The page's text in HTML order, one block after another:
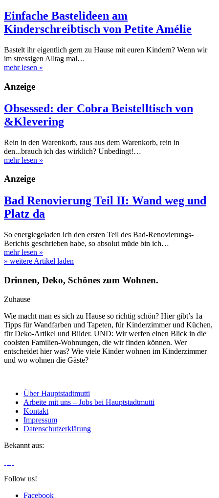
Einfache Bastelideen am
Kinderschreibtisch von Petite Amélie
Bastelt ihr eigentlich gern zu Hause mit euren Kindern? Wenn wir
im stressigen Alltag mal…
mehr lesen »
Anzeige
Obsessed: der Cobra Beistelltisch von
&Klevering
Rein in den Warenkorb, raus aus dem Warenkorb, rein in
den...brauch ich das wirklich? Unbedingt!…
mehr lesen »
Anzeige
Bad Renovierung Teil II: Wand weg und
Platz da
So energiegeladen ich den ersten Teil des Bad-Renovierungs-
Berichts geschrieben habe, so absolut müde bin ich…
mehr lesen »
» weitere Artikel laden
Drinnen, Deko, Schönes zum Wohnen.
Zuhause
Wie macht man es sich zu Hause so richtig schön? Hier gibt’s 1a
Tipps für Wandfarben und Tapeten, für Kinderzimmer und Küchen,
für Deko-Artikel und Bilder. UND: Wir werfen einen Blick in die
coolsten Familien-Wohnungen, die wir finden können. Wer
entscheidet hier was? Wie viele Kinder wohnen im Kinderzimmer
und wo wohnen die Gäste?
Über Hauptstadtmutti
Arbeite mit uns – Jobs bei Hauptstadtmutti
Kontakt
Impressum
Datenschutzerklärung
Bekannt aus:
Follow us!
Facebook